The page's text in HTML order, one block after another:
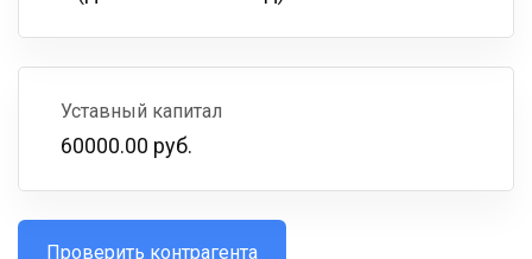
Уставный капитал
60000.00 руб.
Проверить контрагента